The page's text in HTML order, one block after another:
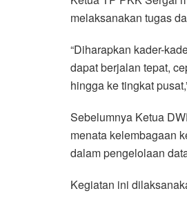
melaksanakan tugas
“Diharapkan kader-
dapat berjalan tepat,
hingga ke tingkat
Sebelumnya Ketua
menata kelembagaan
dalam pengelolaan
Kegiatan ini